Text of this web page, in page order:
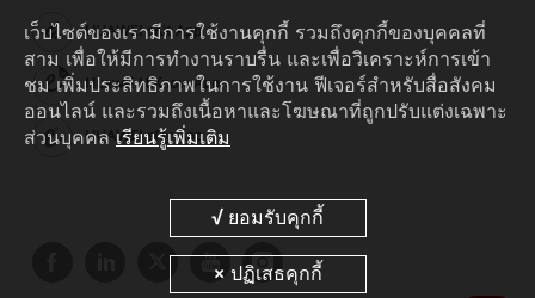
HUAWEI eKit App
Huawei HiKnow App
HUAWEI eFly App
เว็บไซต์ของเรามีการใช้งานคุกกี้ รวมถึงคุกกี้ของบุคคลที่
สาม เพื่อให้มีการทำงานราบรื่น และเพื่อวิเคราะห์การเข้า
ชม เพิ่มประสิทธิภาพในการใช้งาน ฟีเจอร์สำหรับสื่อสังคม
ออนไลน์ และรวมถึงเนื้อหาและโฆษณาที่ถูกปรับแต่งเฉพาะ
ส่วนบุคคล เรียนรู้เพิ่มเติม